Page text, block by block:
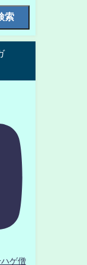
索
ゲ僧